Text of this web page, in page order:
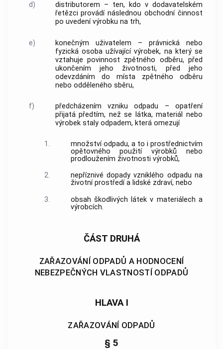
d) distributorem – ten, kdo v dodavatelském
řetězci provádí následnou obchodní činnost
po uvedení výrobku na trh,
e) konečným uživatelem – právnická nebo
fyzická osobaužívající výrobek, na který se
vztahuje povinnost zpětného odběru, před
ukončením jeho životnosti, před jeho
odevzdáním do místa zpětného odběru
nebo odděleného sběru,
f) předcházením vzniku odpadu – opatření
přijatá předtím, než se látka, materiál nebo
výrobek staly odpadem, která omezují
1.
množství odpadu, a to i prostřednictvím
opětovného použitívýrobků nebo
prodloužením životnosti výrobků,
2.
nepříznivé dopady vzniklého odpadu na
životní prostředí a lidské zdraví, nebo
3.
obsah škodlivých látek v materiálech a
výrobcích.
ČÁST DRUHÁ
ZAŘAZOVÁNÍ ODPADŮ A HODNOCENÍ
NEBEZPEČNÝCH VLASTNOSTÍ ODPADŮ
HLAVA I
ZAŘAZOVÁNÍ ODPADŮ
§ 5